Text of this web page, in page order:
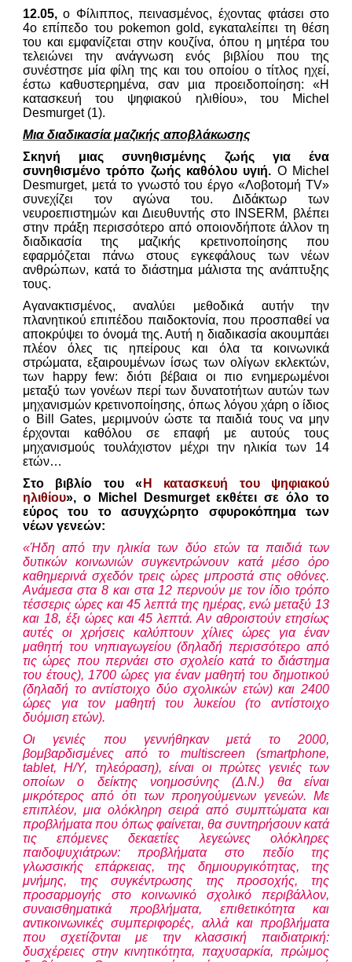
12.05,ο Φίλιππος, πεινασμένος, έχοντας φτάσει στο
4ο επίπεδο του pokemon gold, εγκαταλείπει τη θέση
του και εμφανίζεται στην κουζίνα, όπου η μητέρα του
τελειώνει την ανάγνωση ενός βιβλίου που της
συνέστησε μία φίλη της και του οποίου ο τίτλος ηχεί,
έστω καθυστερημένα, σαν μια προειδοποίηση: «Η
κατασκευή του ψηφιακού ηλιθίου», του Michel
Desmurget (1).
Μια διαδικασία μαζικής αποβλάκωσης
Σκηνή μιας συνηθισμένης ζωής για ένα
συνηθισμένο τρόπο ζωής καθόλου υγιή. Ο Michel
Desmurget, μετά το γνωστό του έργο «Λοβοτομή TV»
συνεχίζει τον αγώνα του. Διδάκτωρ των
νευροεπιστημών και Διευθυντής στο INSERM, βλέπει
στην πράξη περισσότερο από οποιονδήποτε άλλον τη
διαδικασία της μαζικής κρετινοποίησης που
εφαρμόζεται πάνω στους εγκεφάλους των νέων
ανθρώπων, κατά το διάστημα μάλιστα της ανάπτυξης
τους.
Αγανακτισμένος, αναλύει μεθοδικά αυτήν την
πλανητικού επιπέδου παιδοκτονία, που προσπαθεί να
αποκρύψει το όνομά της. Αυτή η διαδικασία ακουμπάει
πλέον όλες τις ηπείρους και όλα τα κοινωνικά
στρώματα, εξαιρουμένων ίσως των ολίγων εκλεκτών,
των happy few: διότι βέβαια οι πιο ενημερωμένοι
μεταξύ των γονέων περί των δυνατοτήτων αυτών των
μηχανισμών κρετινοποίησης, όπως λόγου χάρη ο ίδιος
ο Bill Gates, μεριμνούν ώστε τα παιδιά τους να μην
έρχονται καθόλου σε επαφή με αυτούς τους
μηχανισμούς τουλάχιστον μέχρι την ηλικία των 14
ετών…
Στο βιβλίο του « Η κατασκευή του ψηφιακού
ηλιθίου», ο Michel Desmurget εκθέτει σε όλο το
εύρος του το ασυγχώρητο σφυροκόπημα των
νέων γενεών:
«Ήδη από την ηλικία των δύο ετών τα παιδιά των
δυτικών κοινωνιών συγκεντρώνουν κατά μέσο όρο
καθημερινά σχεδόν τρεις ώρες μπροστά στις οθόνες.
Ανάμεσα στα 8 και στα 12 περνούν με τον ίδιο τρόπο
τέσσερις ώρες και 45 λεπτά της ημέρας, ενώ μεταξύ 13
και 18, έξι ώρες και 45 λεπτά. Αν αθροιστούν ετησίως
αυτές οι χρήσεις καλύπτουν χίλιες ώρες για έναν
μαθητή του νηπιαγωγείου (δηλαδή περισσότερο από
τις ώρες που περνάει στο σχολείο κατά το διάστημα
του έτους), 1700 ώρες για έναν μαθητή του δημοτικού
(δηλαδή το αντίστοιχο δύο σχολικών ετών) και 2400
ώρες για τον μαθητή του λυκείου (το αντίστοιχο
δυόμιση ετών).
Οι γενιές που γεννήθηκαν μετά το 2000,
βομβαρδισμένες από το multiscreen (smartphone,
tablet, Η/Υ, τηλεόραση), είναι οι πρώτες γενιές των
οποίων ο δείκτης νοημοσύνης (Δ.Ν.) θα είναι
μικρότερος από ότι των προηγούμενων γενεών. Με
επιπλέον, μια ολόκληρη σειρά από συμπτώματα και
προβλήματα που όπως φαίνεται, θα συντηρήσουν κατά
τις επόμενες δεκαετίες λεγεώνες ολόκληρες
παιδοψυχιάτρων: προβλήματα στο πεδίο της
γλωσσικής επάρκειας, της δημιουργικότητας, της
μνήμης, της συγκέντρωσης της προσοχής, της
προσαρμογής στο κοινωνικό σχολικό περιβάλλον,
συναισθηματικά προβλήματα, επιθετικότητα και
αντικοινωνικές συμπεριφορές, αλλά και προβλήματα
που σχετίζονται με την κλασσική παιδιατρική:
δυσχέρειες στην κινητικότητα, παχυσαρκία, πρώιμος